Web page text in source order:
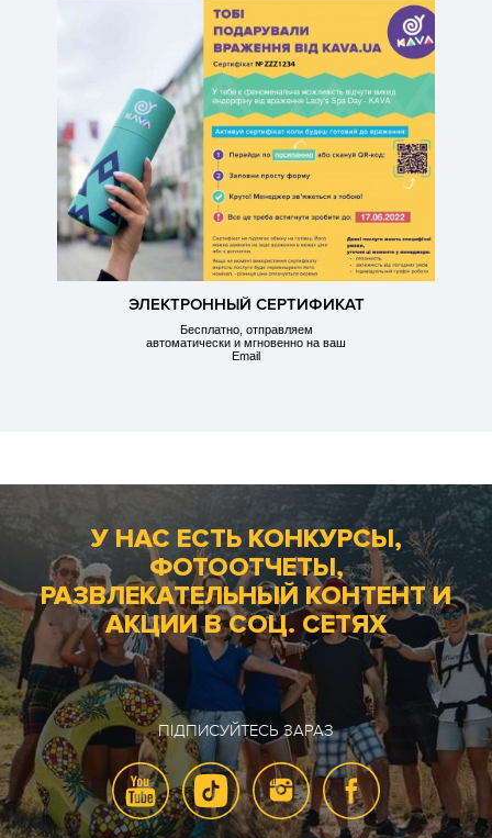
ЭЛЕКТРОННЫЙ СЕРТИФИКАТ
Бесплатно, отправляем
автоматически и мгновенно на ваш
Email
У НАС ЕСТЬ КОНКУРСЫ,
ФОТООТЧЕТЫ,
РАЗВЛЕКАТЕЛЬНЫЙ КОНТЕНТ И
АКЦИИ В СОЦ. СЕТЯХ
ПІДПИСУЙТЕСЬ ЗАРАЗ